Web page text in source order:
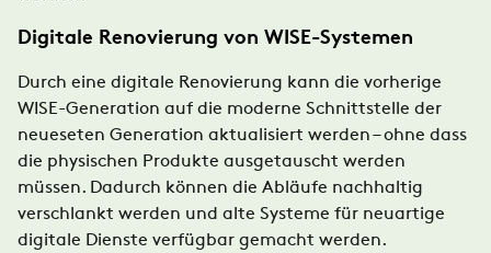
​Digitale Renovierung von WISE-Systemen​
Durch eine digitale Renovierung kann die vorherige
WISE-Generation auf die moderne Schnittstelle der
neueseten Generation aktualisiert werden – ohne dass
die physischen Produkte ausgetauscht werden
müssen. Dadurch können die Abläufe nachhaltig
verschlankt werden und alte Systeme für neuartige
digitale Dienste verfügbar gemacht werden.